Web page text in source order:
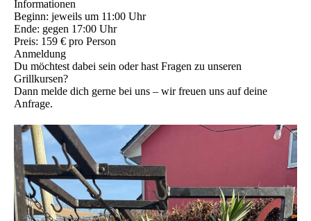
Informationen
Beginn: jeweils um 11:00 Uhr
Ende: gegen 17:00 Uhr
Preis: 159 € pro Person
Anmeldung
Du möchtest dabei sein oder hast Fragen zu unseren
Grillkursen?
Dann melde dich gerne bei uns – wir freuen uns auf deine
Anfrage.